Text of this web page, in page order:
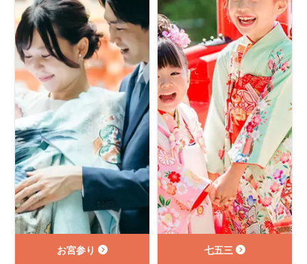
お宮参り 七五三